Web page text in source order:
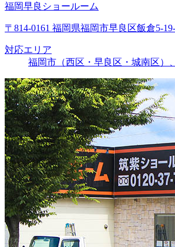
福岡早良ショールーム
〒814-0161 福岡県福岡市早良区飯倉5-
対応エリア
福岡市（西区・早良区・城南区）